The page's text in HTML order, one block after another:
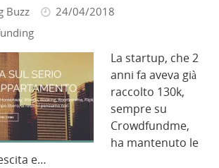
Buzz
24/04/2018
La startup, che 2
anni fa aveva già
raccolto 130k,
sempre su
Crowdfundme,
ha mantenuto le
e…